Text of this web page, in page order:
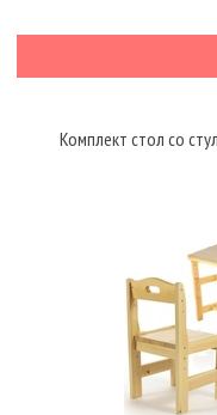
Комплект стол со